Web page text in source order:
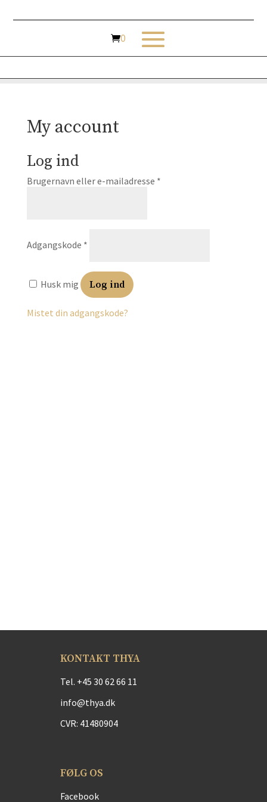
My account
Log ind
Brugernavn eller e-mailadresse *Påkrævet
Adgangskode *
Husk mig Log ind
Mistet din adgangskode?
KONTAKT THYA
Tel. +45 30 62 66 11
info@thya.dk
CVR: 41480904
FØLG OS
Facebook